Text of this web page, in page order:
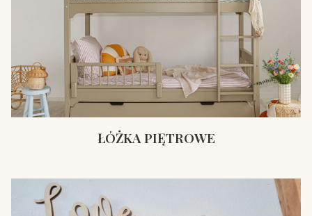
ŁÓŻKA PIĘTROWE